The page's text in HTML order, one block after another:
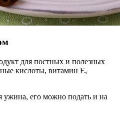
для постных и полезных
кислоты, витамин E,
ужина, его можно подать и на